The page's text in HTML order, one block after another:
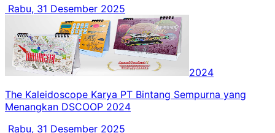
Rabu, 31 Desember 2025
2024
The Kaleidoscope Karya PT Bintang Sempurna yang
Menangkan DSCOOP 2024
Rabu, 31 Desember 2025